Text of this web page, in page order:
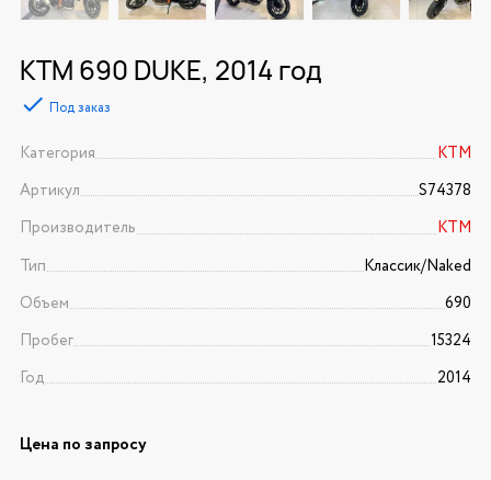
KTM 690 DUKE, 2014 год
Под заказ
Категория
KTM
Артикул
S74378
Производитель
KTM
Тип
Классик/Naked
Объем
690
Пробег
15324
Год
2014
Цена по запросу